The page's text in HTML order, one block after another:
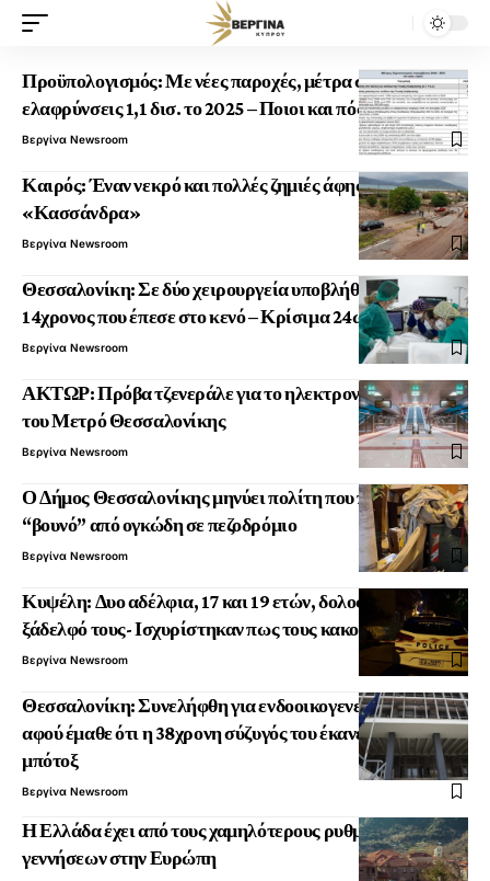
Προϋπολογισμός: Με νέες παροχές, μέτρα στήριξης και
ελαφρύνσεις 1,1 δισ. το 2025 – Ποιοι και πόσα κερδίζουν
Βεργίνα Newsroom
Καιρός: Έναν νεκρό και πολλές ζημιές άφησε πίσω της η
«Κασσάνδρα»
Βεργίνα Newsroom
Θεσσαλονίκη: Σε δύο χειρουργεία υποβλήθηκε ο
14χρονος που έπεσε στο κενό – Κρίσιμα 24ωρα
Βεργίνα Newsroom
ΑΚΤΩΡ: Πρόβα τζενεράλε για το ηλεκτρονικό εισιτήριο
του Μετρό Θεσσαλονίκης
Βεργίνα Newsroom
Ο Δήμος Θεσσαλονίκης μηνύει πολίτη που παράτησε
“βουνό” από ογκώδη σε πεζοδρόμιο
Βεργίνα Newsroom
Κυψέλη: Δυο αδέλφια, 17 και 19 ετών, δολοφόνησαν τον
ξάδελφό τους- Ισχυρίστηκαν πως τους κακοποιούσε
Βεργίνα Newsroom
Θεσσαλονίκη: Συνελήφθη για ενδοοικογενειακή βία
αφού έμαθε ότι η 38χρονη σύζυγός του έκανε κρυφά
μπότοξ
Βεργίνα Newsroom
Η Ελλάδα έχει από τους χαμηλότερους ρυθμούς
γεννήσεων στην Ευρώπη